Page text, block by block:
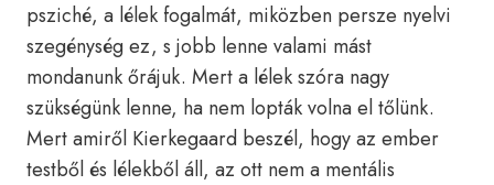
psziché, a lélek fogalmát, miközben persze nyelvi
szegénység ez, s jobb lenne valami mást
mondanunk őrájuk. Mert a lélek szóra nagy
szükségünk lenne, ha nem lopták volna el tőlünk.
Mert amiről Kierkegaard beszél, hogy az ember
testből és lélekből áll, az ott nem a mentális